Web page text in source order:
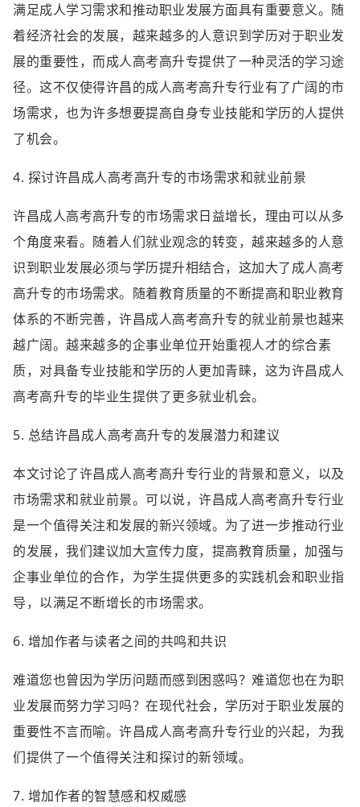
满足成人学习需求和推动职业发展方面具有重要意义。随
着经济社会的发展，越来越多的人意识到学历对于职业发
展的重要性，而成人高考高升专提供了一种灵活的学习途
径。这不仅使得许昌的成人高考高升专行业有了广阔的市
场需求，也为许多想要提高自身专业技能和学历的人提供
了机会。
4. 探讨许昌成人高考高升专的市场需求和就业前景
许昌成人高考高升专的市场需求日益增长，理由可以从多
个角度来看。随着人们就业观念的转变，越来越多的人意
识到职业发展必须与学历提升相结合，这加大了成人高考
高升专的市场需求。随着教育质量的不断提高和职业教育
体系的不断完善，许昌成人高考高升专的就业前景也越来
越广阔。越来越多的企事业单位开始重视人才的综合素
质，对具备专业技能和学历的人更加青睐，这为许昌成人
高考高升专的毕业生提供了更多就业机会。
5. 总结许昌成人高考高升专的发展潜力和建议
本文讨论了许昌成人高考高升专行业的背景和意义，以及
市场需求和就业前景。可以说，许昌成人高考高升专行业
是一个值得关注和发展的新兴领域。为了进一步推动行业
的发展，我们建议加大宣传力度，提高教育质量，加强与
企事业单位的合作，为学生提供更多的实践机会和职业指
导，以满足不断增长的市场需求。
6. 增加作者与读者之间的共鸣和共识
难道您也曾因为学历问题而感到困惑吗？难道您也在为职
业发展而努力学习吗？在现代社会，学历对于职业发展的
重要性不言而喻。许昌成人高考高升专行业的兴起，为我
们提供了一个值得关注和探讨的新领域。
7. 增加作者的智慧感和权威感